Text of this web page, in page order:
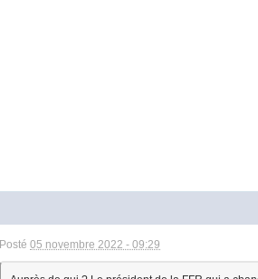
Posté05 novembre 2022 - 09:29